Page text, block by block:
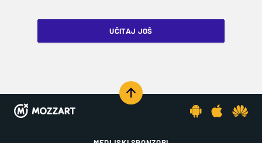
UČITAJ JOŠ